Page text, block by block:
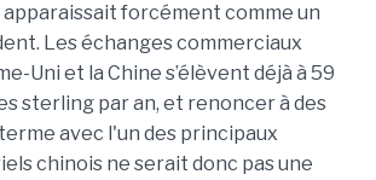
apparaissait forcément comme un
Les échanges commerciaux
Uni et la Chine s’élèvent déjà à 59
sterling par an, et renoncer à des
avec l'un des principaux
chinois ne serait donc pas une